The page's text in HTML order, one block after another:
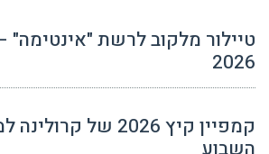
טיילור מלקוב לרשת "אינטימה"
2026
קמפיין קיץ 2026 של